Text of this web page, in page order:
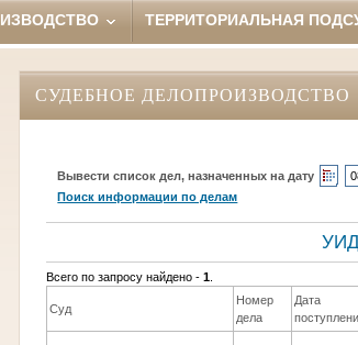
ТЕРРИТОРИАЛЬНАЯ
СУДЕБНОЕ ДЕЛОПРОИЗВОДСТВО
Вывести список дел, назначенных на дату
Поиск информации по делам
Всего по запросу найдено -1
Суд
Номер
дела
Дата